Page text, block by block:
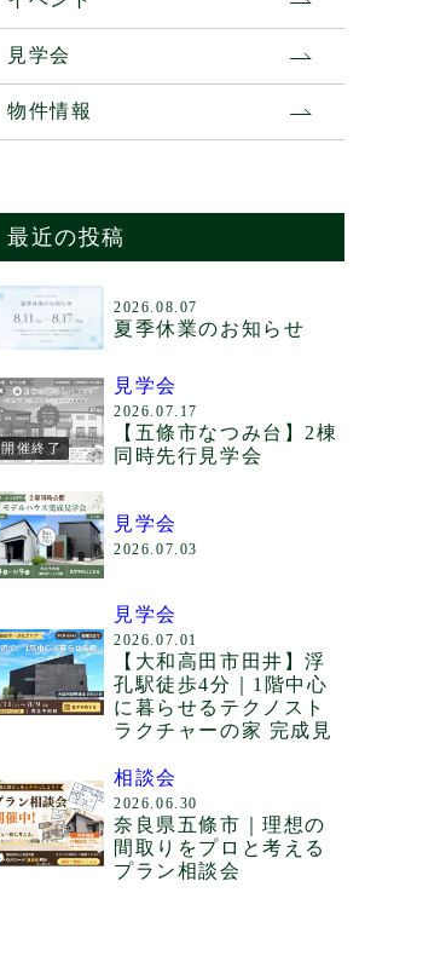
見学会
物件情報
最近の投稿
2026.08.07
夏季休業のお知らせ
開催終了
見学会
2026.07.17
【五條市なつみ台】2棟
同時先行見学会
見学会
2026.07.03
見学会
2026.07.01
【大和高田市田井】浮
孔駅徒歩4分｜1階中心
に暮らせるテクノスト
ラクチャーの家 完成見
相談会
2026.06.30
奈良県五條市｜理想の
間取りをプロと考える
プラン相談会